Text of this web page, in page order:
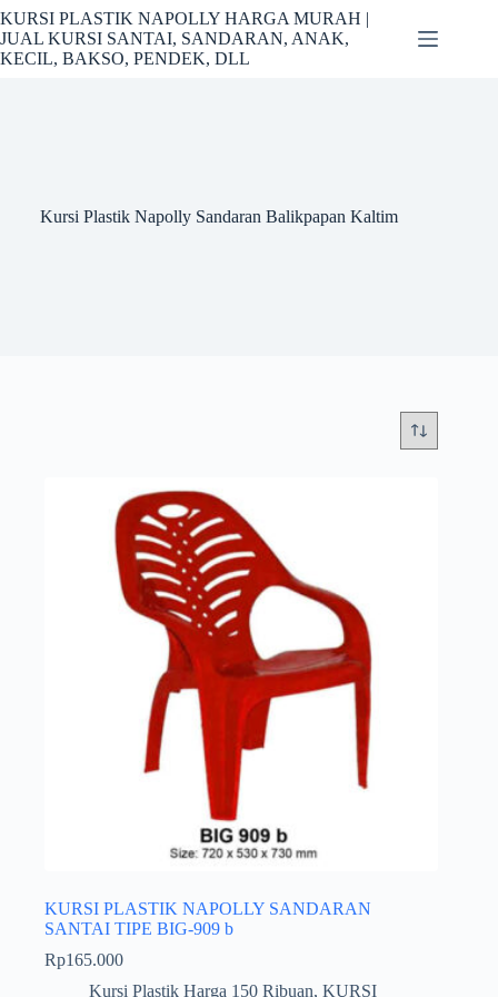
Skip
to
content
KURSI PLASTIK NAPOLLY HARGA MURAH |
JUAL KURSI SANTAI, SANDARAN, ANAK,
KECIL, BAKSO, PENDEK, DLL
Kursi Plastik Napolly Sandaran Balikpapan Kaltim
KURSI PLASTIK NAPOLLY SANDARAN
SANTAI TIPE BIG-909 b
Rp165.000
Kursi Plastik Harga 150 Ribuan, KURSI